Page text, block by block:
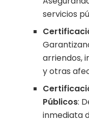
servicios
arriendos,
y otras
Públicos:
inmediata